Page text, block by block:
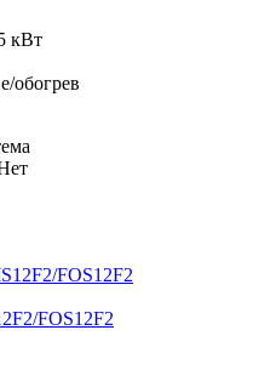
кВт
обогрев
FOS12F2